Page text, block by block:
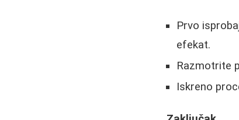
Prvo
efekat.
Razmotrite
Iskreno